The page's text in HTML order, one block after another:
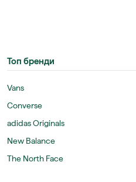
Топ бренди
Vans
Converse
adidas Originals
New Balance
The North Face